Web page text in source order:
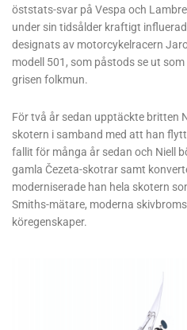
öststats-svar på Vespa och
under sin tidsålder kraftigt
designats av motorcykelracern
modell 501, som påstods se ut
grisen folkmun.
För två år sedan upptäckte britten
skotern i samband med att han
fallit för många år sedan och Niell
gamla Čezeta-skotrar samt
moderniserade han hela skotern
Smiths-mätare, moderna
köregenskaper.